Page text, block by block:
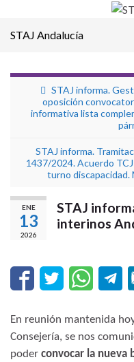
STAJ Andalucía
STAJ informa.
oposición
informativa lista
STAJ informa.
1437/2024. Acuerdo
turno
ENE
13
2026
STAJ
interinos
En reunión mantenida
Consejería, se nos
poder convocar la nueva